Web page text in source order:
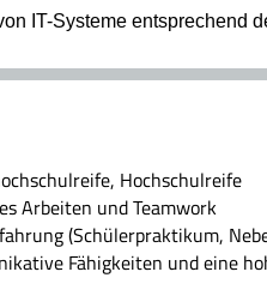
IT-Systeme entsprechend
Hochschulreife
Arbeiten und Teamwork
(Schülerpraktikum,
Fähigkeiten und eine